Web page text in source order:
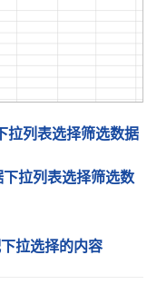
拉列表选择筛选数据
拉列表选择筛选数
拉选择的内容